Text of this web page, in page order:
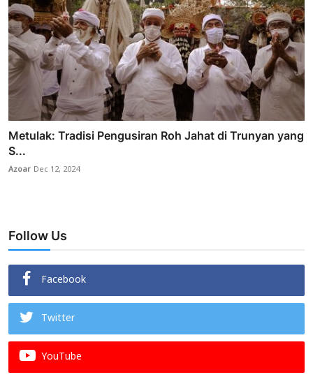
Metulak: Tradisi Pengusiran Roh Jahat di Trunyan yang
S...
Azoar Dec 12, 2024
Follow Us
Facebook
Twitter
YouTube